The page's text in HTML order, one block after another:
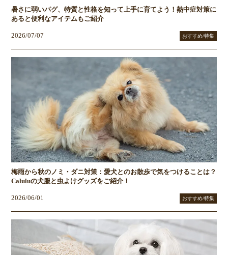
暑さに弱いパグ、特質と性格を知って上手に育てよう！熱中症対策に
あると便利なアイテムもご紹介
2026/07/07 おすすめ/特集
梅雨から秋のノミ・ダニ対策：愛犬とのお散歩で気をつけることは？
Caluluの犬服と虫よけグッズをご紹介！
2026/06/01 おすすめ/特集